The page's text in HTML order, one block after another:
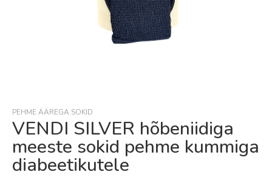
beginning
of
the
images
gallery
PEHME ÄÄREGA SOKID
VENDI SILVER hõbeniidiga
meeste sokid pehme kummiga
diabeetikutele